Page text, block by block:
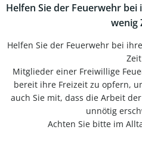
Helfen Sie der Feuerwehr
wenig
Helfen Sie der Feuerwehr bei
Zeit
Mitglieder einer Freiwillige
bereit ihre Freizeit zu opfern,
auch Sie mit, dass die Arbeit
unnötig
Achten Sie bitte im